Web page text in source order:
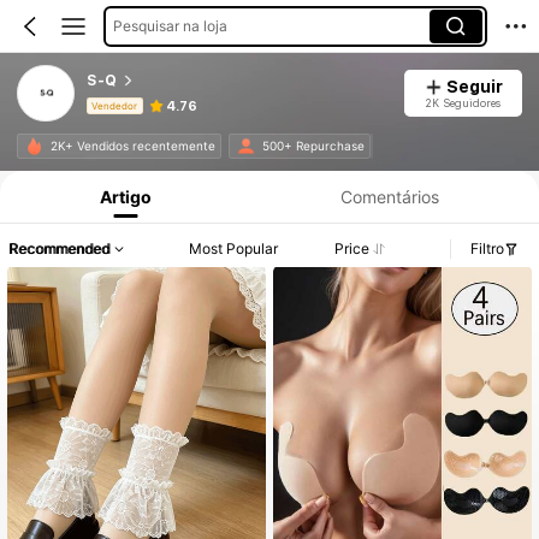
Pesquisar na loja
S-Q
Vendedor 4.76
Seguir
2K Seguidores
2K+ Vendidos recentemente 500+ Repurchase
Informações do Produto: Divulgação de Preço, Vendas e Detalhes de Stock.
Artigo Comentários
Recommended Most Popular Price Filtro